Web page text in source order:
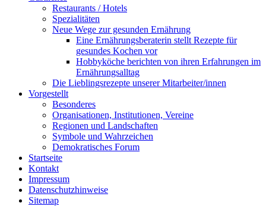
Restaurants / Hotels
Spezialitäten
Neue Wege zur gesunden Ernährung
Eine Ernährungsberaterin stellt Rezepte für
gesundes Kochen vor
Hobbyköche berichten von ihren Erfahrungen im
Ernährungsalltag
Die Lieblingsrezepte unserer Mitarbeiter/innen
Vorgestellt
Besonderes
Organisationen, Institutionen, Vereine
Regionen und Landschaften
Symbole und Wahrzeichen
Demokratisches Forum
Startseite
Kontakt
Impressum
Datenschutzhinweise
Sitemap